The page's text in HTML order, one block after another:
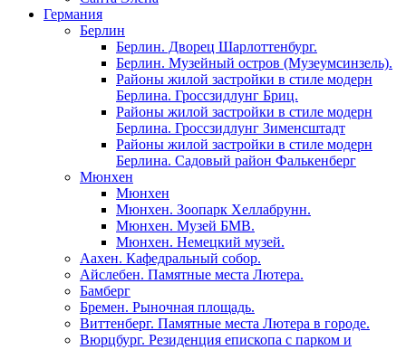
Германия
Берлин
Берлин. Дворец Шарлоттенбург.
Берлин. Музейный остров (Музеумсинзель).
Районы жилой застройки в стиле модерн
Берлина. Гроссзидлунг Бриц.
Районы жилой застройки в стиле модерн
Берлина. Гроссзидлунг Зименсштадт
Районы жилой застройки в стиле модерн
Берлина. Садовый район Фалькенберг
Мюнхен
Мюнхен
Мюнхен. Зоопарк Хеллабрунн.
Мюнхен. Музей БМВ.
Мюнхен. Немецкий музей.
Аахен. Кафедральный собор.
Айслебен. Памятные места Лютера.
Бамберг
Бремен. Рыночная площадь.
Виттенберг. Памятные места Лютера в городе.
Вюрцбург. Резиденция епископа с парком и